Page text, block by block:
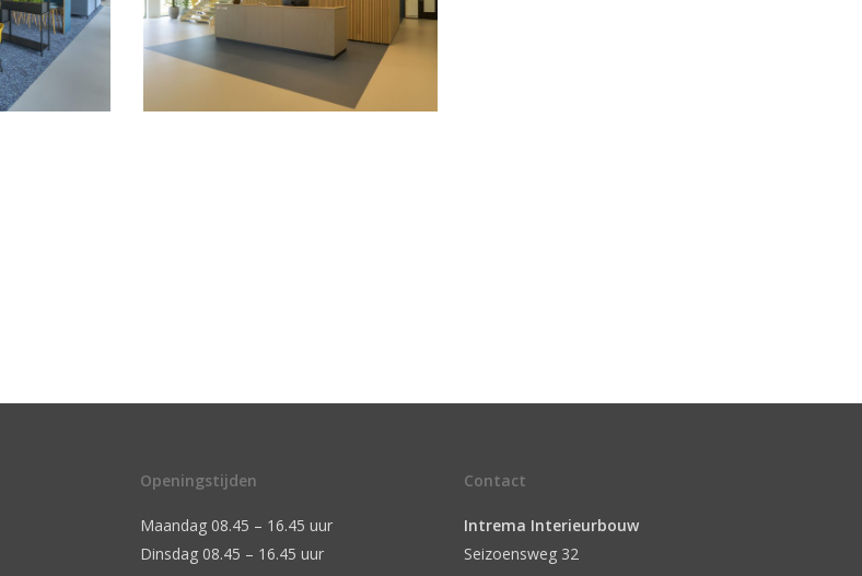
Openingstijden
Maandag 08.45 – 16.45 uur
Dinsdag 08.45 – 16.45 uur
Contact
Intrema Interieurbouw
Seizoensweg 32